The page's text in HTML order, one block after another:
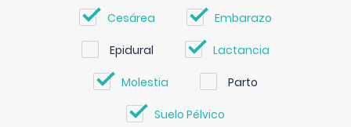
Cesárea Embarazo
Epidural Lactancia
Molestia Parto
Suelo Pélvico